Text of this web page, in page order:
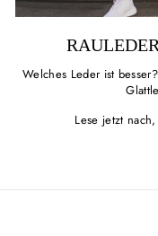
Welches Leder ist
Lese jetzt